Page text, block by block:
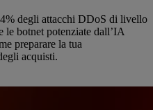
degli attacchi DDoS di livello
botnet potenziate dall’IA
preparare la tua
acquisti.